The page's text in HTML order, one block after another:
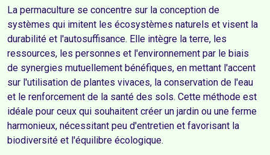
La permaculture se concentre sur la conception de
systèmes qui imitent les écosystèmes naturels et visent la
durabilité et l'autosuffisance. Elle intègre la terre, les
ressources, les personnes et l'environnement par le biais
de synergies mutuellement bénéfiques, en mettant l'accent
sur l'utilisation de plantes vivaces, la conservation de l'eau
et le renforcement de la santé des sols. Cette méthode est
idéale pour ceux qui souhaitent créer un jardin ou une ferme
harmonieux, nécessitant peu d'entretien et favorisant la